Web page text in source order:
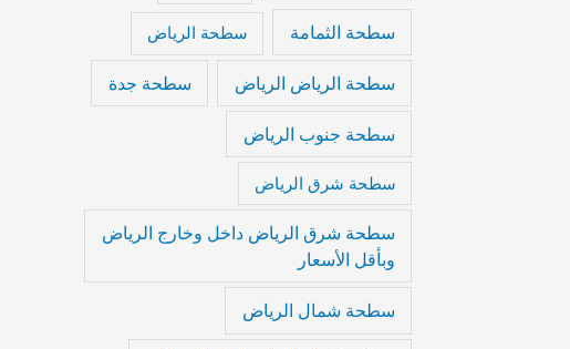
سطحة الثمامة سطحة الرياض
سطحة الرياض الرياض سطحة جدة
سطحة جنوب الرياض
سطحة شرق الرياض
سطحة شرق الرياض داخل وخارج الرياض
وبأقل الأسعار
سطحة شمال الرياض